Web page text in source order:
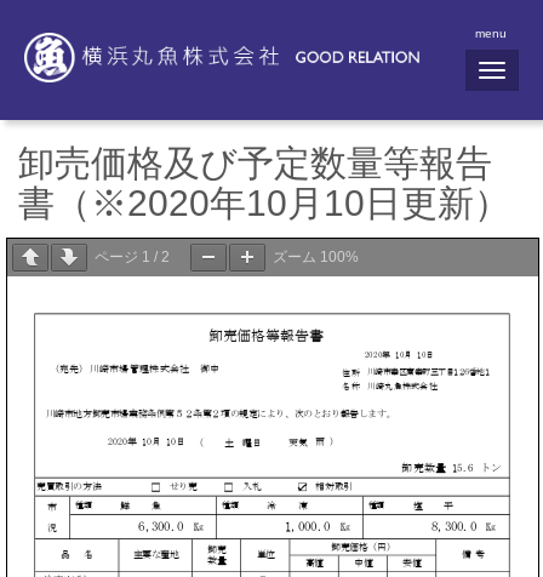
menu
N
a
i
n
卸売価格及び予定数量等報告
書（※2020年10月10日更新）
ページ 1 / 2 ズーム 100%